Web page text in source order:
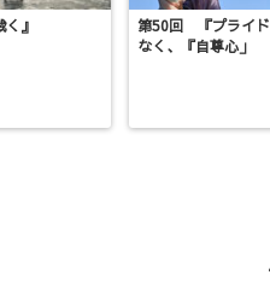
』
第50回 『プライ
なく、『自尊心」